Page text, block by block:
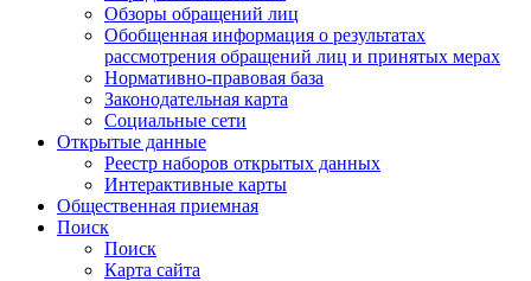
Обзоры обращений лиц
Обобщенная информация о результатах
рассмотрения обращений лиц и принятых мерах
Нормативно-правовая база
Законодательная карта
Социальные сети
Открытые данные
Реестр наборов открытых данных
Интерактивные карты
Общественная приемная
Поиск
Поиск
Карта сайта